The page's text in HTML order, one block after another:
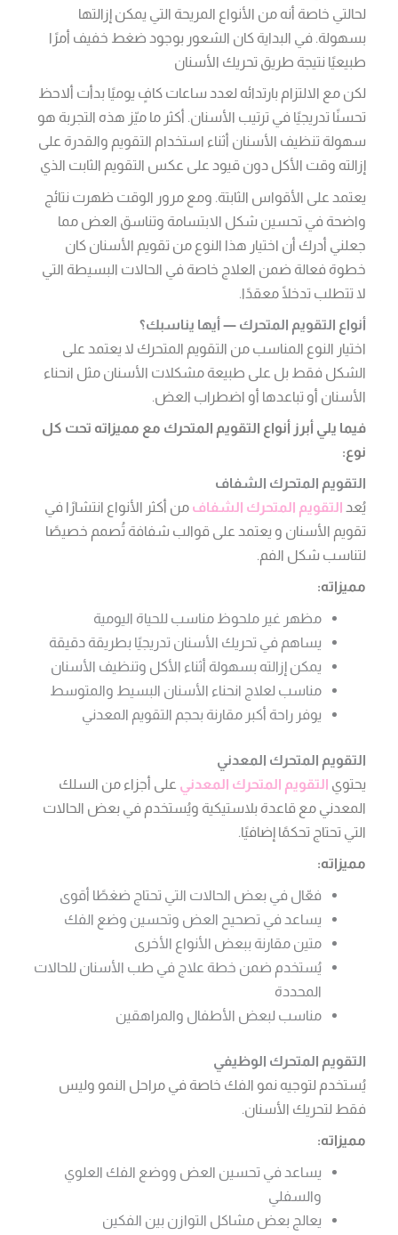
لحالتي خاصة أنه من الأنواع المريحة التي يمكن إزالتها
بسهولة. في البداية كان الشعور بوجود ضغط خفيف أمرًا
طبيعيًا نتيجة طريق تحريك الأسنان
لكن مع الالتزام بارتدائه لعدد ساعات كافٍ يوميًا بدأت ألاحظ
تحسنًا تدريجيًا في ترتيب الأسنان. أكثر ما ميّز هذه التجربة هو
سهولة تنظيف الأسنان أثناء استخدام التقويم والقدرة على
إزالته وقت الأكل دون قيود على عكس التقويم الثابت الذي
يعتمد على الأقواس الثابتة. ومع مرور الوقت ظهرت نتائج
واضحة في تحسين شكل الابتسامة وتناسق العض مما
جعلني أدرك أن اختيار هذا النوع من تقويم الأسنان كان
خطوة فعالة ضمن العلاج خاصة في الحالات البسيطة التي
لا تتطلب تدخلًا معقدًا.
أنواع التقويم المتحرك — أيها يناسبك؟
اختيار النوع المناسب من التقويم المتحرك لا يعتمد على
الشكل فقط بل على طبيعة مشكلات الأسنان مثل انحناء
الأسنان أو تباعدها أو اضطراب العض.
فيما يلي أبرز أنواع التقويم المتحرك مع مميزاته تحت كل
نوع:
التقويم المتحرك الشفاف
يُعد التقويم المتحرك الشفاف من أكثر الأنواع انتشارًا في
تقويم الأسنان و يعتمد على قوالب شفافة تُصمم خصيصًا
لتناسب شكل الفم.
مميزاته:
مظهر غير ملحوظ مناسب للحياة اليومية
يساهم في تحريك الأسنان تدريجيًا بطريقة دقيقة
يمكن إزالته بسهولة أثناء الأكل وتنظيف الأسنان
مناسب لعلاج انحناء الأسنان البسيط والمتوسط
يوفر راحة أكبر مقارنة بحجم التقويم المعدني
التقويم المتحرك المعدني
يحتوي التقويم المتحرك المعدني على أجزاء من السلك
المعدني مع قاعدة بلاستيكية ويُستخدم في بعض الحالات
التي تحتاج تحكمًا إضافيًا.
مميزاته:
فعّال في بعض الحالات التي تحتاج ضغطًا أقوى
يساعد في تصحيح العض وتحسين وضع الفك
متين مقارنة ببعض الأنواع الأخرى
يُستخدم ضمن خطة علاج في طب الأسنان للحالات
المحددة
مناسب لبعض الأطفال والمراهقين
التقويم المتحرك الوظيفي
يُستخدم لتوجيه نمو الفك خاصة في مراحل النمو وليس
فقط لتحريك الأسنان.
مميزاته:
يساعد في تحسين العض ووضع الفك العلوي
والسفلي
يعالج بعض مشاكل التوازن بين الفكين